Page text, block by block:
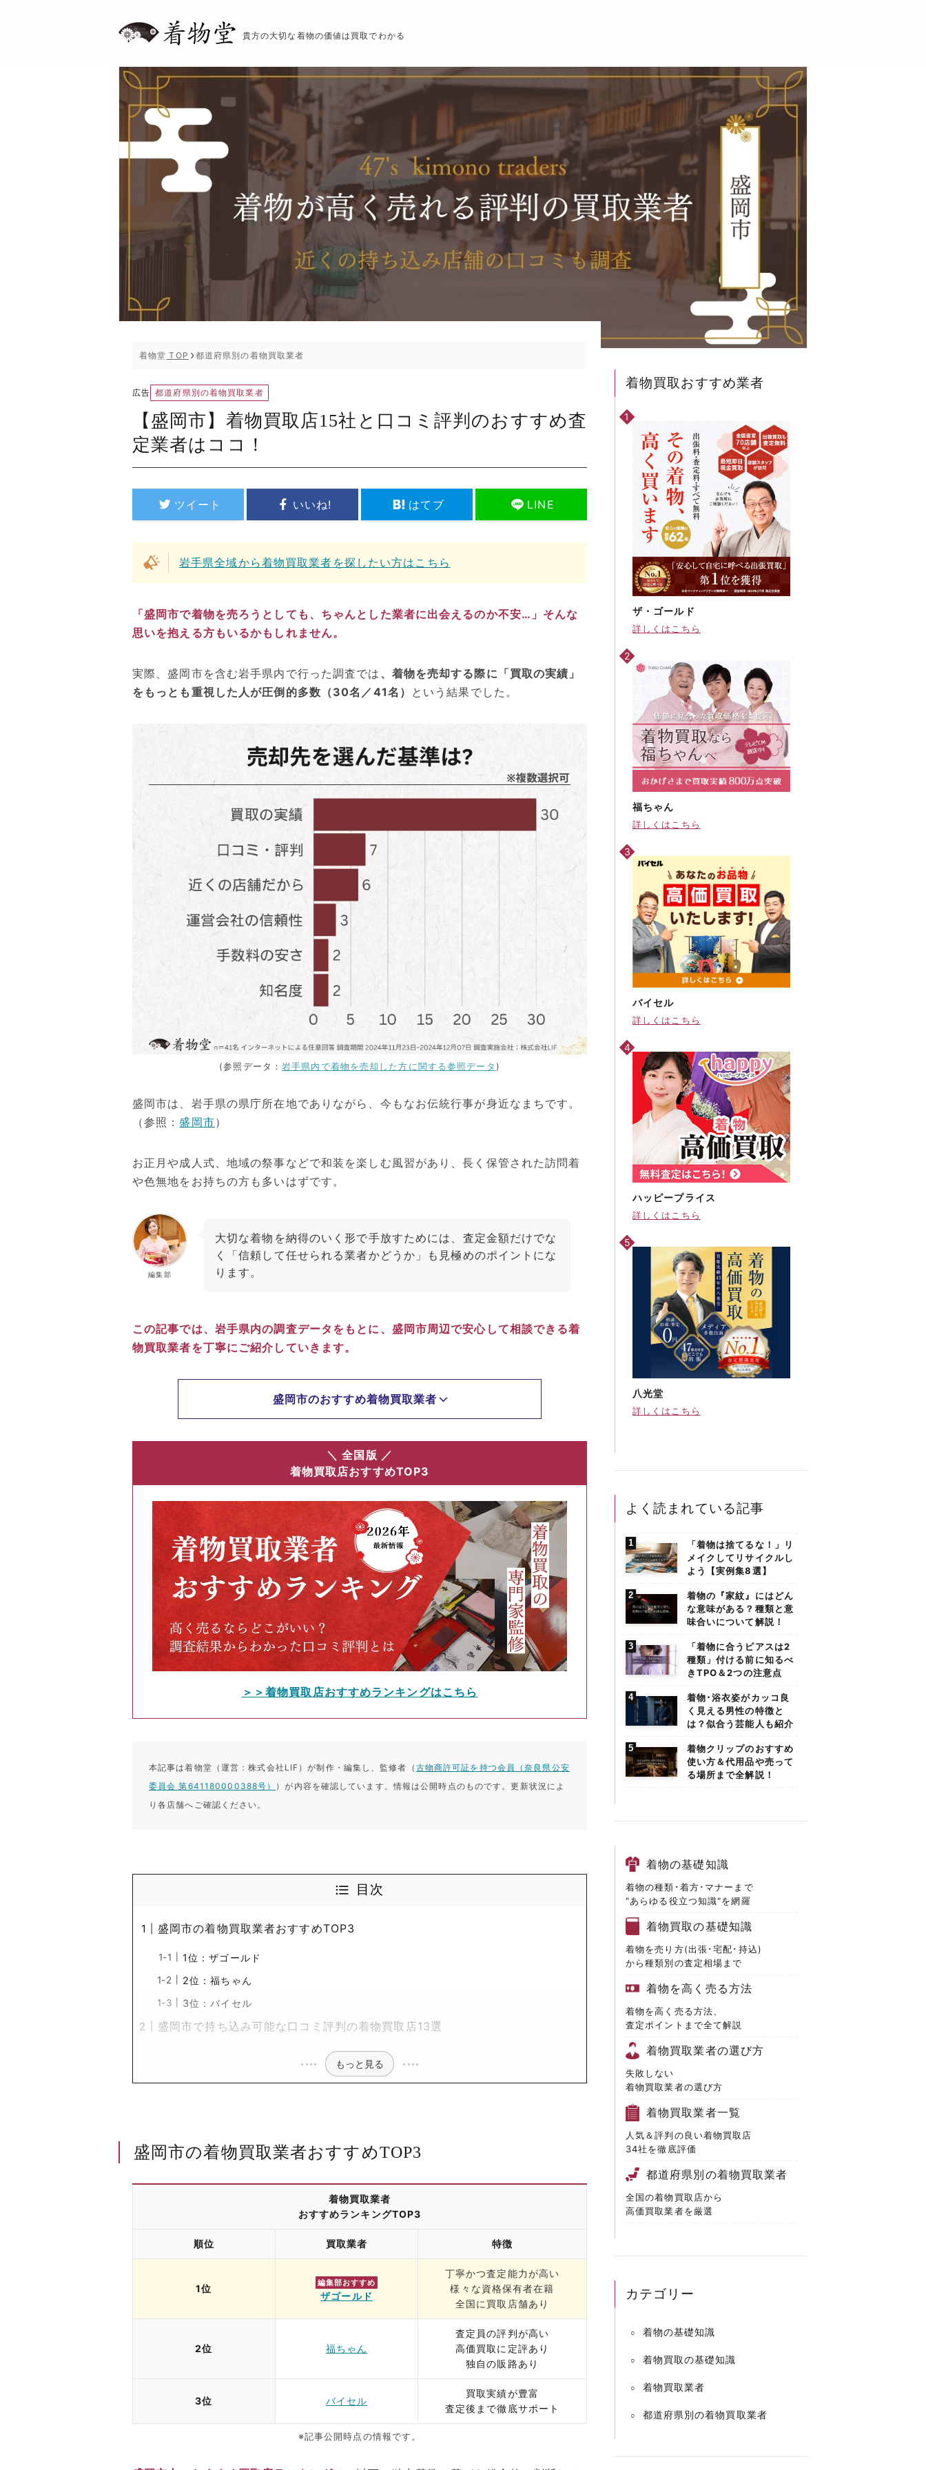
貴方の大切な着物の価値は買取でわかる
着物堂 TOP 都道府県別の着物買取業者
広告 都道府県別の着物買取業者
【盛岡市】着物買取店15社と口コミ評判のおすすめ査
定業者はココ！
ツイート いいね! はてブ LINE
岩手県全域から着物買取業者を探したい方はこちら
「盛岡市で着物を売ろうとしても、ちゃんとした業者に出会えるのか不安…」そんな
思いを抱える方もいるかもしれません。
実際、盛岡市を含む岩手県内で行った調査では 、着物を売却する際に「買取の実績」
をもっとも重視した人が圧倒的多数（30名／41名） という結果でした。
(参照データ：岩手県内で着物を売却した方に関する参照データ )
盛岡市は、岩手県の県庁所在地でありながら、今もなお伝統行事が身近なまちです。
（参照： 盛岡市）
お正月や成人式、地域の祭事などで和装を楽しむ風習があり、長く保管された訪問着
や色無地をお持ちの方も多いはずです。
編集部
大切な着物を納得のいく形で手放すためには、査定金額だけでな
く「信頼して任せられる業者かどうか」も見極めのポイントにな
ります。
この記事では、岩手県内の調査データをもとに、盛岡市周辺で安心して相談できる着
物買取業者を丁寧にご紹介していきます。
盛岡市のおすすめ着物買取業者
＼ 全国版 ／
着物買取店おすすめTOP3
＞＞着物買取店おすすめランキングはこちら
本記事は着物堂（運営：株式会社LIF）が制作・編集し、監修者（ 古物商許可証を持つ会員（奈良県公安
委員会 第641180000388号）
）が内容を確認しています。情報は公開時点のものです。更新状況によ
り各店舗へご確認ください。
目次
盛岡市の着物買取業者おすすめTOP3
1位：ザゴールド
2位：福ちゃん
3位：バイセル
盛岡市で持ち込み可能な口コミ評判の着物買取店13選
もっと見る
盛岡市の着物買取業者おすすめTOP3
着物買取業者
おすすめランキングTOP3
順位 買取業者 特徴
1位
編集部おすすめ
ザゴールド
丁寧かつ査定能力が高い
様々な資格保有者在籍
全国に買取店舗あり
2位 福ちゃん
査定員の評判が高い
高価買取に定評あり
独自の販路あり
3位 バイセル
買取実績が豊富
査定後まで徹底サポート
※記事公開時点の情報です。
着物買取おすすめ業者
ザ・ゴールド
詳しくはこちら
福ちゃん
詳しくはこちら
バイセル
詳しくはこちら
ハッピープライス
詳しくはこちら
八光堂
詳しくはこちら
よく読まれている記事
「着物は捨てるな！」リ
メイクしてリサイクルし
よう【実例集8選】
着物の『家紋』にはどん
な意味がある？種類と意
味合いについて解説！
「着物に合うピアスは2
種類」付ける前に知るべ
きTPO＆2つの注意点
着物･浴衣姿がカッコ良
く見える男性の特徴と
は？似合う芸能人も紹介
着物クリップのおすすめ
使い方＆代用品や売って
る場所まで全解説！
着物の基礎知識
着物の種類･着方･マナーまで
"あらゆる役立つ知識"を網羅
着物買取の基礎知識
着物を売り方(出張･宅配･持込)
から種類別の査定相場まで
着物を高く売る方法
着物を高く売る方法、
査定ポイントまで全て解説
着物買取業者の選び方
失敗しない
着物買取業者の選び方
着物買取業者一覧
人気＆評判の良い着物買取店
34社を徹底評価
都道府県別の着物買取業者
全国の着物買取店から
高価買取業者を厳選
カテゴリー
着物の基礎知識
着物買取の基礎知識
着物買取業者
都道府県別の着物買取業者